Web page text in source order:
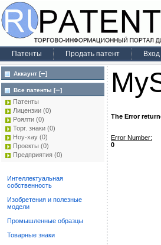
Патенты Продать патент Вход
Аккаунт [–]
Все патенты [–]
Патенты
Лицензии (0)
Роялти (0)
Торг. знаки (0)
Ноу-хау (0)
Проекты (0)
Предприятия (0)
Интеллектуальная
собственность
Изобретения и полезные
модели
Промышленные образцы
Товарные знаки
The Error
Error Number:
0